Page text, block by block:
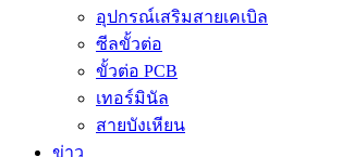
อุปกรณ์เสริมสายเคเบิล
ซีลขั้วต่อ
ขั้วต่อ PCB
เทอร์มินัล
สายบังเหียน
ข่าว